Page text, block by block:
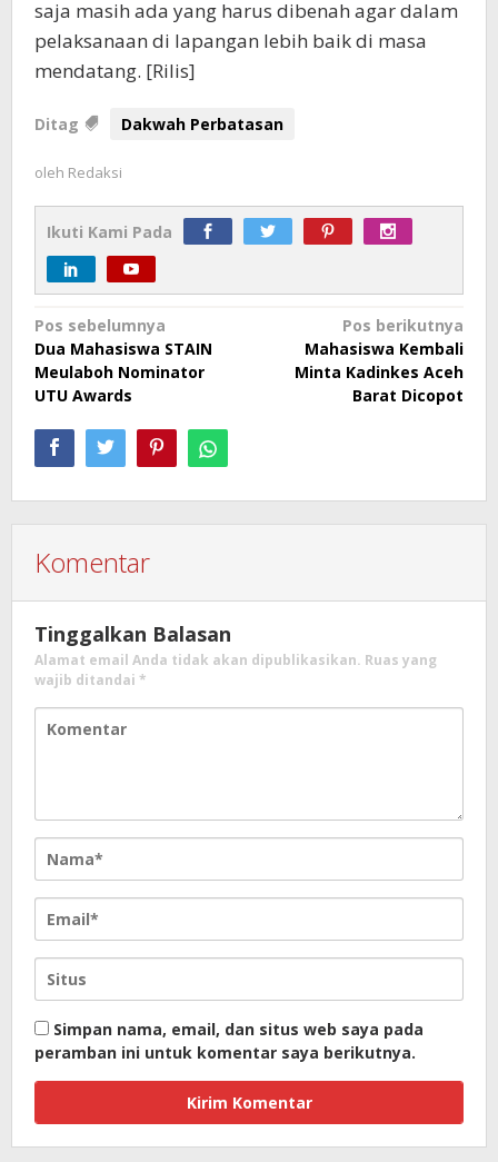
saja masih ada yang harus dibenah agar dalam
pelaksanaan di lapangan lebih baik di masa
mendatang. [Rilis]
Ditag Dakwah Perbatasan
oleh Redaksi
Ikuti Kami Pada
Navigasi
pos
Pos sebelumnya
Dua Mahasiswa STAIN
Meulaboh Nominator
UTU Awards
Pos berikutnya
Mahasiswa Kembali
Minta Kadinkes Aceh
Barat Dicopot
Komentar
Tinggalkan Balasan
Alamat email Anda tidak akan dipublikasikan. Ruas yang
wajib ditandai *
Simpan nama, email, dan situs web saya pada
peramban ini untuk komentar saya berikutnya.